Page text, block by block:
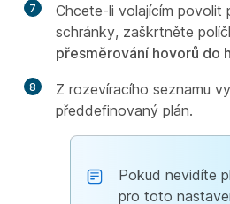
7
Chcete-li volajícím povolit
schránky, zaškrtněte
přesměrování hovorů do
8
Z rozevíracího seznamu
předdefinovaný plán.
Pokud nevidíte
pro toto